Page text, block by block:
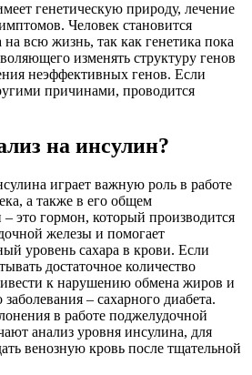
генетическую природу, лечение
Человек становится
всю жизнь, так как генетика пока
изменять структуру генов
неэффективных генов. Если
причинами, проводится
на инсулин?
играет важную роль в работе
а также в его общем
это гормон, который производится
железы и помогает
уровень сахара в крови. Если
достаточное количество
к нарушению обмена жиров и
– сахарного диабета.
в работе поджелудочной
анализ уровня инсулина, для
венозную кровь после тщательной